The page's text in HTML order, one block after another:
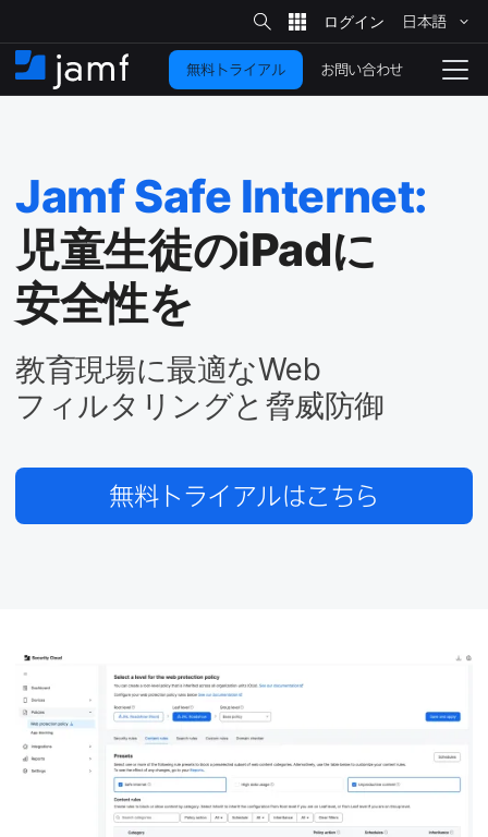
イ
ン
コ
に
​
移
動
サ
イ
ト
検
索
日本語
ホ
ー
ナ
無料トライアル お問い合わせ
Jamf Safe Internet:
児童生徒のiPadに​
安全性を
教育現場に​最適なWeb
フィルタリングと​脅威防御
無料トライアルは​こちら